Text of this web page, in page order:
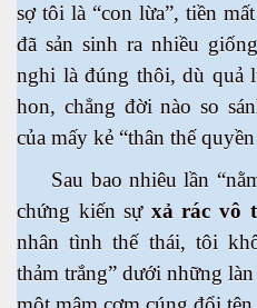
sợ tôi là “con lừa”, tiền
đã sản sinh ra nhiều
nghi là đúng thôi, dù quả
hon, chẳng đời nào so
của mấy kẻ “thân thế
Sau bao nhiêu lần
chứng kiến sự xả rác vô
nhân tình thế thái, tôi
thảm trắng” dưới những